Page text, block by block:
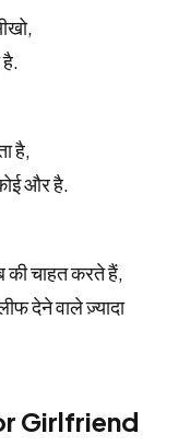
है.
है,
और है.
की चाहत करते हैं,
देने वाले ज़्यादा
Girlfriend